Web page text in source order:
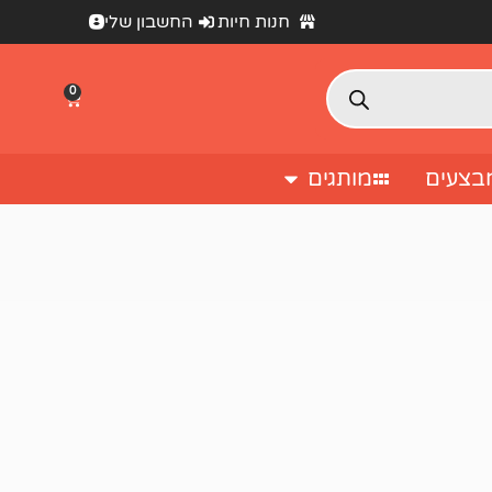
חנות חיות החשבון שלי
0
מותגים